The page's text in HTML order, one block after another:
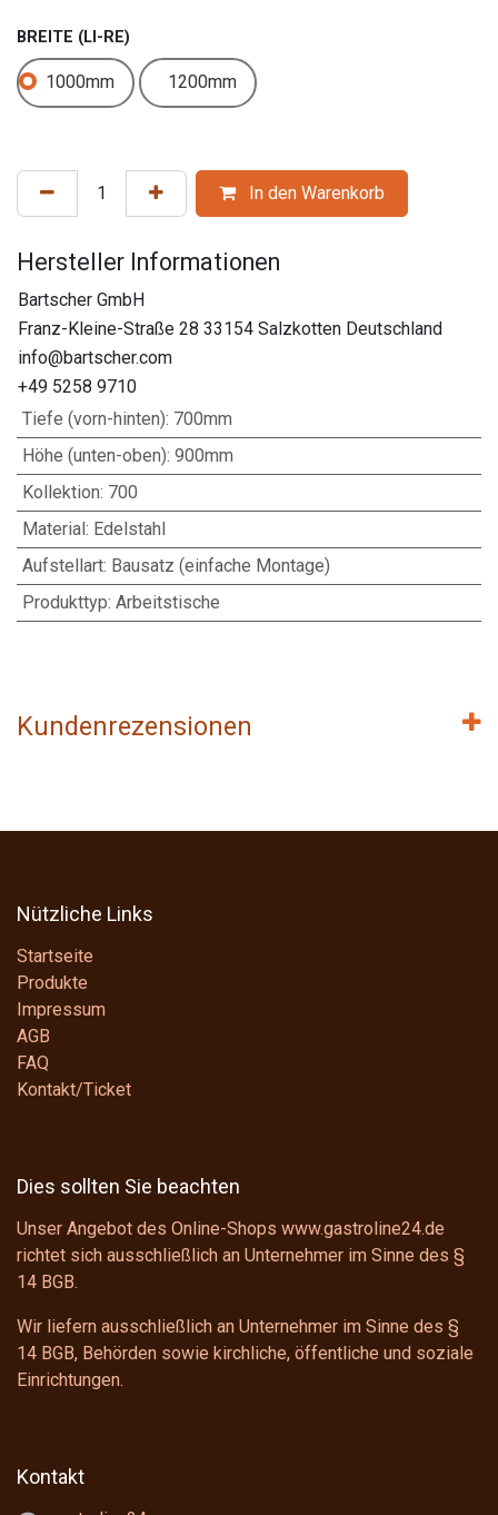
BREITE (LI-RE)
1000mm 1200mm
In den Warenkorb
Hersteller Informationen
Bartscher GmbH
Franz-Kleine-Straße 28 33154 Salzkotten Deutschland
info@bartscher.com
+49 5258 9710
Tiefe (vorn-hinten): 700mm
Höhe (unten-oben): 900mm
Kollektion: 700
Material: Edelstahl
Aufstellart: Bausatz (einfache Montage)
Produkttyp: Arbeitstische
Kundenrezensionen
Nützliche Links
Startseite
Produkte
Impressum
AGB
FAQ
Kontakt/Ticket
Dies sollten Sie beachten
Unser Angebot des Online-Shops www.gastroline24.de
richtet sich ausschließlich an Unternehmer im Sinne des §
14 BGB.
Wir liefern ausschließlich an Unternehmer im Sinne des §
14 BGB, Behörden sowie kirchliche, öffentliche und soziale
Einrichtungen.
Kontakt